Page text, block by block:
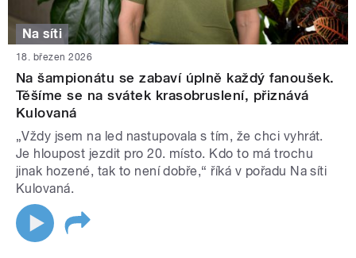
Na síti
18. březen 2026
Na šampionátu se zabaví úplně každý fanoušek.
Těšíme se na svátek krasobruslení, přiznává
Kulovaná
„Vždy jsem na led nastupovala s tím, že chci vyhrát.
Je hloupost jezdit pro 20. místo. Kdo to má trochu
jinak hozené, tak to není dobře,“ říká v pořadu Na síti
Kulovaná.